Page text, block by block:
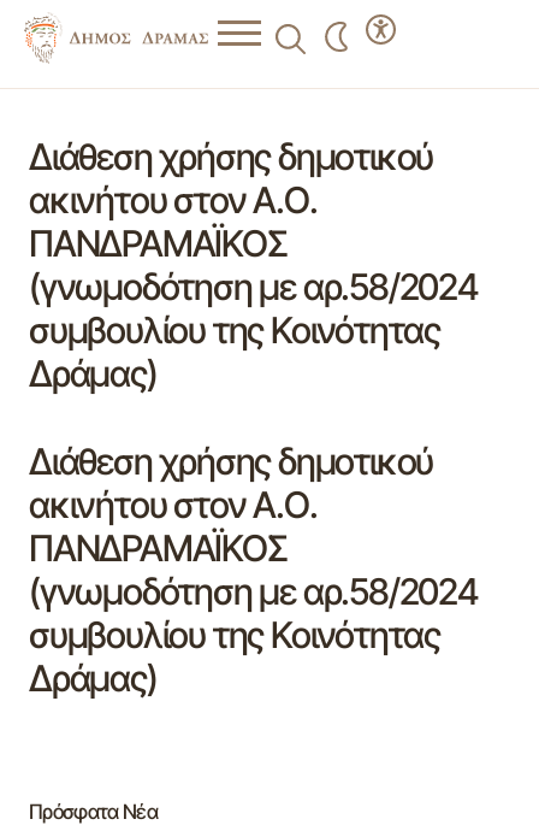
Διάθεση χρήσης δημοτικού
ακινήτου στον Α.Ο.
ΠΑΝΔΡΑΜΑΪΚΟΣ
(γνωμοδότηση με αρ.58/2024
συμβουλίου της Κοινότητας
Δράμας)
Διάθεση χρήσης δημοτικού
ακινήτου στον Α.Ο.
ΠΑΝΔΡΑΜΑΪΚΟΣ
(γνωμοδότηση με αρ.58/2024
συμβουλίου της Κοινότητας
Δράμας)
Πρόσφατα Νέα